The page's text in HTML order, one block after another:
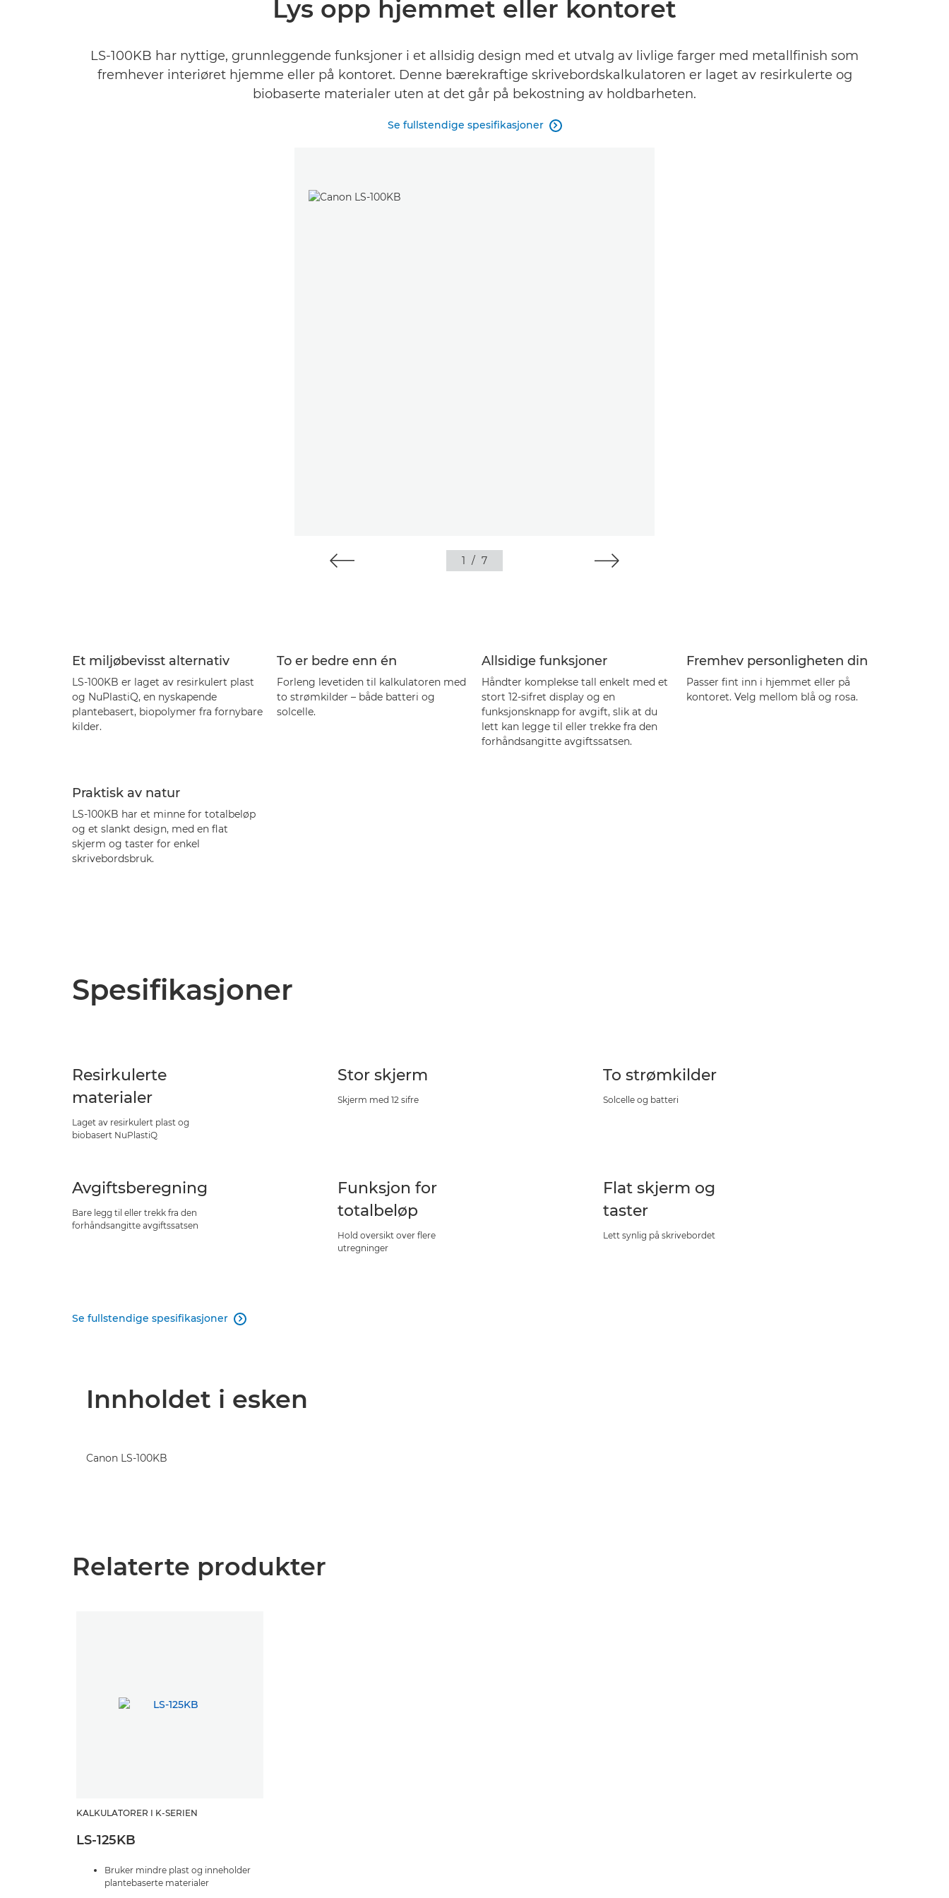
Lys opp hjemmet eller kontoret
LS-100KB har nyttige, grunnleggende funksjoner i et allsidig design med et utvalg av livlige farger med metallfinish som
fremhever interiøret hjemme eller på kontoret. Denne bærekraftige skrivebordskalkulatoren er laget av resirkulerte og
biobaserte materialer uten at det går på bekostning av holdbarheten.
Se fullstendige spesifikasjoner 
1 / 7
Et miljøbevisst alternativ
LS-100KB er laget av resirkulert plast
og NuPlastiQ, en nyskapende
plantebasert, biopolymer fra fornybare
kilder.
To er bedre enn én
Forleng levetiden til kalkulatoren med
to strømkilder – både batteri og
solcelle.
Allsidige funksjoner
Håndter komplekse tall enkelt med et
stort 12-sifret display og en
funksjonsknapp for avgift, slik at du
lett kan legge til eller trekke fra den
forhåndsangitte avgiftssatsen.
Fremhev personligheten din
Passer fint inn i hjemmet eller på
kontoret. Velg mellom blå og rosa.
Praktisk av natur
LS-100KB har et minne for totalbeløp
og et slankt design, med en flat
skjerm og taster for enkel
skrivebordsbruk.
Spesifikasjoner
Resirkulerte
materialer
Laget av resirkulert plast og
biobasert NuPlastiQ
Stor skjerm
Skjerm med 12 sifre
To strømkilder
Solcelle og batteri
Avgiftsberegning
Bare legg til eller trekk fra den
forhåndsangitte avgiftssatsen
Funksjon for
totalbeløp
Hold oversikt over flere
utregninger
Flat skjerm og
taster
Lett synlig på skrivebordet
Se fullstendige spesifikasjoner 
Innholdet i esken
Canon LS-100KB
Relaterte produkter
KALKULATORER I K-SERIEN
LS-125KB
Bruker mindre plast og inneholder
plantebaserte materialer